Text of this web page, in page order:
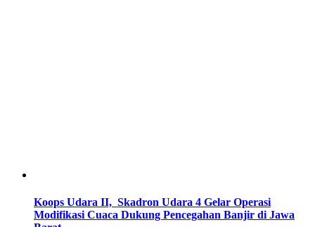
Koops Udara II, Skadron Udara 4 Gelar Operasi
Modifikasi Cuaca Dukung Pencegahan Banjir di Jawa